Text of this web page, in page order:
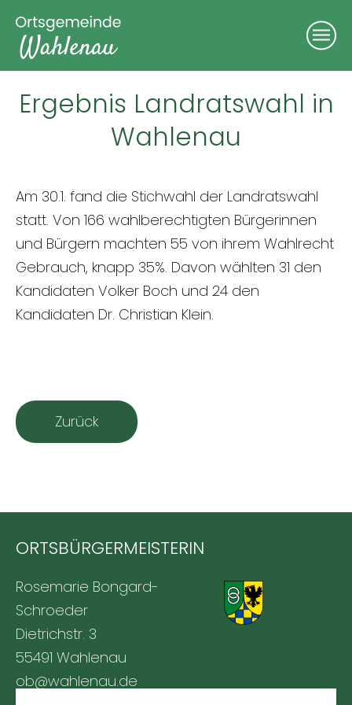
Ergebnis Landratswahl in
Wahlenau
Am 30.1. fand die Stichwahl der Landratswahl
statt. Von 166 wahlberechtigten Bürgerinnen
und Bürgern machten 55 von ihrem Wahlrecht
Gebrauch, knapp 35%. Davon wählten 31 den
Kandidaten Volker Boch und 24 den
Kandidaten Dr. Christian Klein.
Zurück
ORTSBÜRGERMEISTERIN
Rosemarie Bongard-
Schroeder
Dietrichstr. 3
55491 Wahlenau
ob@wahlenau.de